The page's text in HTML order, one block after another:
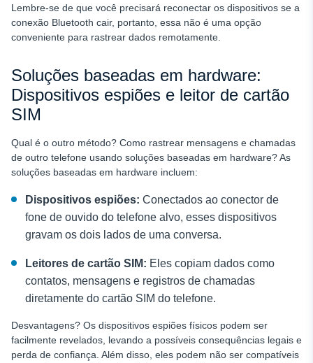
Lembre-se de que você precisará reconectar os dispositivos se a
conexão Bluetooth cair, portanto, essa não é uma opção
conveniente para rastrear dados remotamente.
Soluções baseadas em hardware:
Dispositivos espiões e leitor de cartão
SIM
Qual é o outro método? Como rastrear mensagens e chamadas
de outro telefone usando soluções baseadas em hardware? As
soluções baseadas em hardware incluem:
Dispositivos espiões: Conectados ao conector de
fone de ouvido do telefone alvo, esses dispositivos
gravam os dois lados de uma conversa.
Leitores de cartão SIM: Eles copiam dados como
contatos, mensagens e registros de chamadas
diretamente do cartão SIM do telefone.
Desvantagens? Os dispositivos espiões físicos podem ser
facilmente revelados, levando a possíveis consequências legais e
perda de confiança. Além disso, eles podem não ser compatíveis